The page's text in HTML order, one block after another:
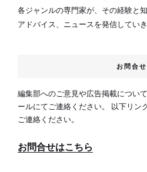
各ジャンルの専門家が、その経験と
アドバイス、ニュースを発信していき
お問合せ
編集部へのご意見や広告掲載につい
ールにてご連絡ください。 以下リン
ご連絡ください。
お問合せはこちら